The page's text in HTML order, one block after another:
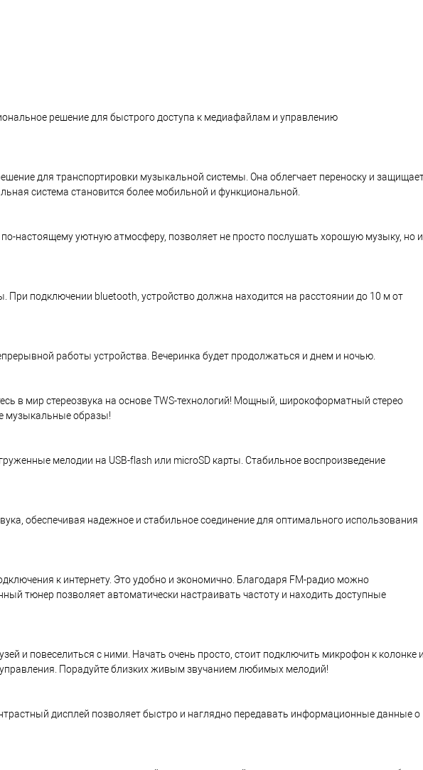
решение для быстрого доступа к медиафайлам и управлению
для транспортировки музыкальной системы. Она облегчает переноску и
система становится более мобильной и функциональной.
настоящему уютную атмосферу, позволяет не просто послушать хорошую музыку, но и
При подключении bluetooth, устройство должна находится на расстоянии до 10 м от
работы устройства. Вечеринка будет продолжаться и днем и ночью.
в мир стереозвука на основе TWS-технологий! Мощный, широкоформатный стерео
музыкальные образы!
мелодии на USB-flash или microSD карты. Стабильное воспроизведение
обеспечивая надежное и стабильное соединение для оптимального использования
к интернету. Это удобно и экономично. Благодаря FM-радио можно
тюнер позволяет автоматически настраивать частоту и находить доступные
и повеселиться с ними. Начать очень просто, стоит подключить микрофон к колонке и
Порадуйте близких живым звучанием любимых мелодий!
дисплей позволяет быстро и наглядно передавать информационные данные о